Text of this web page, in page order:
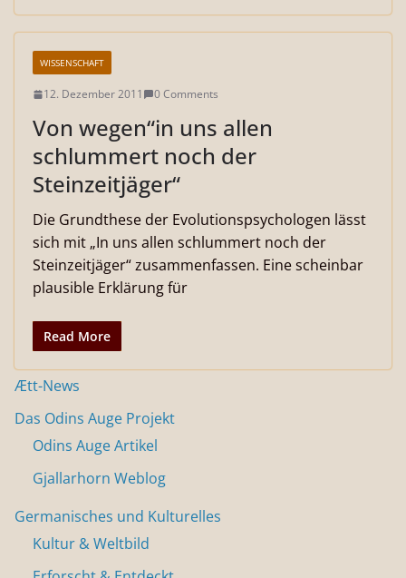
WISSENSCHAFT
12. Dezember 2011 0 Comments
Von wegen“in uns allen
schlummert noch der
Steinzeitjäger“
Die Grundthese der Evolutionspsychologen lässt
sich mit „In uns allen schlummert noch der
Steinzeitjäger“ zusammenfassen. Eine scheinbar
plausible Erklärung für
Read More
Ætt-News
Das Odins Auge Projekt
Odins Auge Artikel
Gjallarhorn Weblog
Germanisches und Kulturelles
Kultur & Weltbild